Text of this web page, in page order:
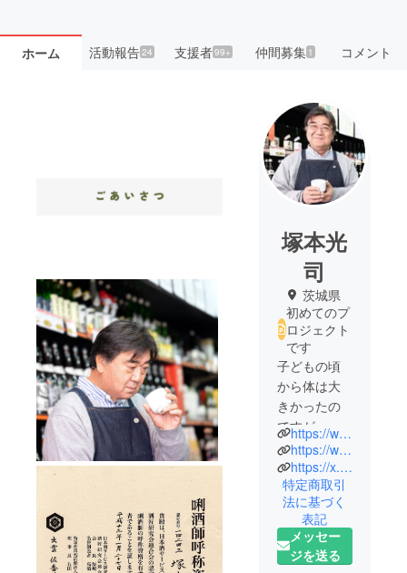
ホーム 活動報告24 支援者99+ 仲間募集 1 コメント
塚本光
司
茨城県
初めてのプ
ロジェクト
です
子どもの頃
から体は大
きかったの
ですが、か
らっきしの
弱虫でよく
泣かされて
帰ってくる
ような子で
した。
そんな自分
https://www.facebook.com/tsukuba.tsukadaya
https://www.instagram.com/tsukadaya/
https://x.com/tsukadaya
特定商取引
法に基づく
表記
メッセー
ジを送る